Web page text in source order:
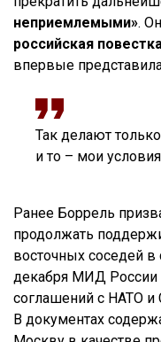
неприемлемыми».
российская
впервые
Так делают
и то – мои
Ранее Боррель
продолжать
восточных соседей
декабря МИД России
соглашений с НАТО и
В документах